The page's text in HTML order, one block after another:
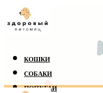
КОШКИ
СОБАКИ
ПОПУГАИ